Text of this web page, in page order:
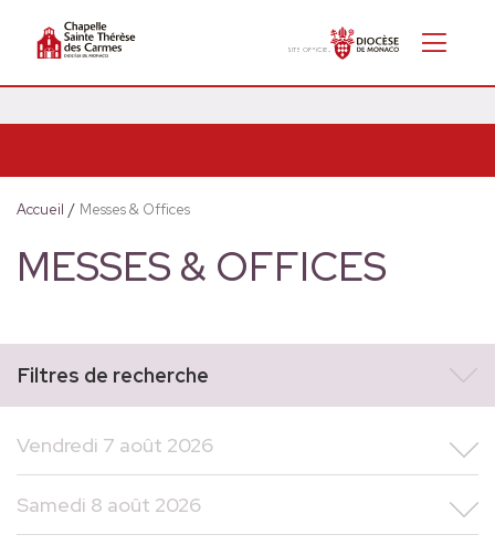
Accueil / Messes & Offices
MESSES & OFFICES
Filtres de recherche
Vendredi 7 août 2026
Samedi 8 août 2026